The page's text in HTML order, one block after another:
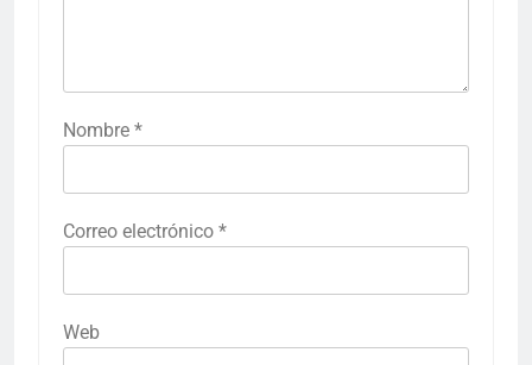
Nombre *
Correo electrónico *
Web